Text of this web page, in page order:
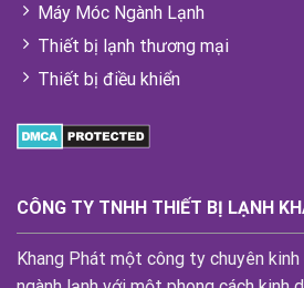
Máy Móc Ngành Lạnh
Thiết bị lạnh thương mại
Thiết bị điều khiển
CÔNG TY TNHH THIẾT BỊ LẠNH
Khang Phát một công ty chuyên